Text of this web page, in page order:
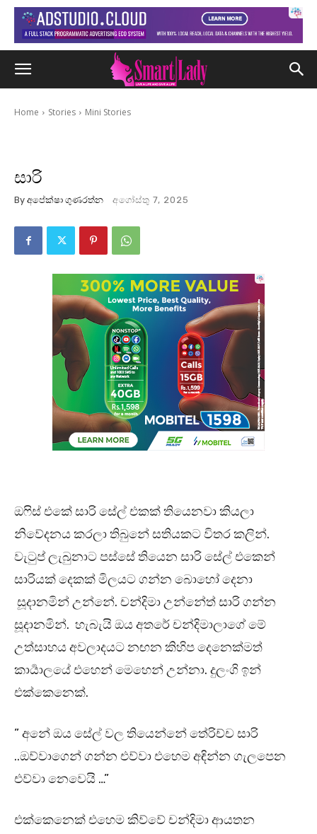
Home Stories Mini Stories
සාරි
By අපේක්ෂා ගුණරත්න අගෝස්තු 7, 2025
ඔෆිස් එකේ සාරි සේල් එකක් තියෙනවා කියලා
නිවේදනය කරලා තිබුනේ සතියකට විතර කලින්.
වැටුප් ලැබුනාට පස්සේ තියෙන සාරි සේල් එකෙන්
සාරියක් දෙකක් මිලයට ගන්න බොහෝ දෙනා
සූදානමින් උන්නේ. චන්දිමා උන්නේත් සාරි ගන්න
සූදානමින්. හැබැයි ඔය අතරේ චන්දිමාලාගේ මේ
උත්සාහය අවලාදයට නඟන කිහිප දෙනෙක්මත්
කාර්‍යාලයේ එහෙන් මෙහෙන් උන්නා. දුලංගි ඉන්
එක්කෙනෙක්.
” අනේ ඔය සේල් වල තියෙන්නේ තේරිච්ච සාරි
..ඔව්වාගෙන් ගන්න එව්වා එහෙම අඳින්න ගැලපෙන
එව්වා නෙවෙයි …”
එක්කෙනෙක් එහෙම කිව්වේ චන්දිමා ආයතන